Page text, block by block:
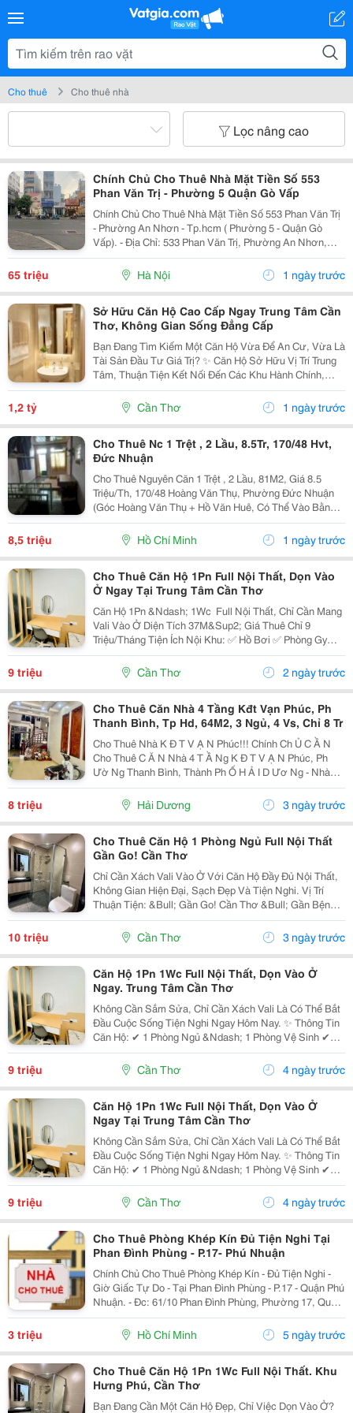
Cho thuê Cho thuê nhà
Lọc nâng cao
Chính Chủ Cho Thuê Nhà Mặt Tiền Số 553
Phan Văn Trị - Phường 5 Quận Gò Vấp
Chính Chủ Cho Thuê Nhà Mặt Tiền Số 553 Phan Văn Trị
- Phường An Nhơn - Tp.hcm ( Phường 5 - Quận Gò
Vấp). - Địa Chỉ: 533 Phan Văn Trị, Phường An Nhơn,
Đường Phan Văn Trị, Phường 5, Quận Gò Vấp, Tp.hcm
- Nhà Diện Tích 4M X 25M X 5 Tầng. - Nhà...
65 triệu Hà Nội 1 ngày trước
Sở Hữu Căn Hộ Cao Cấp Ngay Trung Tâm Cần
Thơ, Không Gian Sống Đẳng Cấp
Bạn Đang Tìm Kiếm Một Căn Hộ Vừa Để An Cư, Vừa Là
Tài Sản Đầu Tư Giá Trị? ✨ Căn Hộ Sở Hữu Vị Trí Trung
Tâm, Thuận Tiện Kết Nối Đến Các Khu Hành Chính,
Trường Học, Bệnh Viện, Trung Tâm Thương Mại Và Các
1,2 tỷ Cần Thơ 1 ngày trước
Cho Thuê Nc 1 Trệt , 2 Lầu, 8.5Tr, 170/48 Hvt,
Đức Nhuận
Cho Thuê Nguyên Căn 1 Trệt , 2 Lầu, 81M2, Giá 8.5
Triệu/Th, 170/48 Hoàng Văn Thụ, Phường Đức Nhuận
(Góc Hoàng Văn Thụ + Hồ Văn Huê, Có Thể Vào Bằng
Hẽm 44 Hồ Văn Huê) Nội Thất Đầy Đủ: 2 Máy Lạnh, 2
Máy Nước Nóng, 1 Bồn Tắm, Điện Nước Chính. Gần...
8,5 triệu Hồ Chí Minh 1 ngày trước
Cho Thuê Căn Hộ 1Pn Full Nội Thất, Dọn Vào
Ở Ngay Tại Trung Tâm Cần Thơ
Căn Hộ 1Pn &Ndash; 1Wc ️ Full Nội Thất, Chỉ Cần Mang
Vali Vào Ở Diện Tích 37M&Sup2; Giá Thuê Chỉ 9
Triệu/Tháng Tiện Ích Nội Khu: ✅ Hồ Bơi ✅ Phòng Gym
✅ Công Viên Ven Sông ✅ Khu Vui Chơi Trẻ Em ✅ Bảo
Vệ 24/7, Thẻ Từ An Toàn ✅ Gần Siêu Thị, Trường
9 triệu Cần Thơ 2 ngày trước
Cho Thuê Căn Nhà 4 Tầng Kđt Vạn Phúc, Ph
Thanh Bình, Tp Hd, 64M2, 3 Ngủ, 4 Vs, Chỉ 8 Tr
Cho Thuê Nhà K Đ T V Ạ N Phúc!!! Chính Ch Ủ C Ầ N
Cho Thuê C Ă N Nhà 4 T Ầ Ng K Đ T V Ạ N Phúc, Ph
Ườ Ng Thanh Bình, Thành Ph Ố H Ả I D Ươ Ng - Nhà
64M2, Xây 4 T Ầ Ng Bao G Ồ M 3 Phòng Ng Ủ , 4 V Ệ
Sinh, Phòng Khách, Phòng B Ế P, Sân Ph Ơ I -...
8 triệu Hải Dương 3 ngày trước
Cho Thuê Căn Hộ 1 Phòng Ngủ Full Nội Thất
Gần Go! Cần Thơ
Chỉ Cần Xách Vali Vào Ở Với Căn Hộ Đầy Đủ Nội Thất,
Không Gian Hiện Đại, Sạch Đẹp Và Tiện Nghi. Vị Trí
Thuận Tiện: &Bull; Gần Go! Cần Thơ &Bull; Gần Bệnh
Viện, Trường Học, Khu Ăn Uống &Bull; Di Chuyển
Nhanh Đến Trung Tâm Thành Phố Tiện...
10 triệu Cần Thơ 3 ngày trước
Căn Hộ 1Pn 1Wc Full Nội Thất, Dọn Vào Ở
Ngay. Trung Tâm Cần Thơ
Không Cần Sắm Sửa, Chỉ Cần Xách Vali Là Có Thể Bắt
Đầu Cuộc Sống Tiện Nghi Ngay Hôm Nay. ✨ Thông Tin
Căn Hộ: ✔ 1 Phòng Ngủ &Ndash; 1 Phòng Vệ Sinh ✔
Full Nội Thất: Sofa, Giường, Tủ, Máy Lạnh, Tủ Lạnh,
Máy Giặt, Bếp... ✔ Không Gian Sạch Đẹp,...
9 triệu Cần Thơ 4 ngày trước
Căn Hộ 1Pn 1Wc Full Nội Thất, Dọn Vào Ở
Ngay Tại Trung Tâm Cần Thơ
Không Cần Sắm Sửa, Chỉ Cần Xách Vali Là Có Thể Bắt
Đầu Cuộc Sống Tiện Nghi Ngay Hôm Nay. ✨ Thông Tin
Căn Hộ: ✔ 1 Phòng Ngủ &Ndash; 1 Phòng Vệ Sinh ✔
Full Nội Thất: Sofa, Giường, Tủ, Máy Lạnh, Tủ Lạnh,
Máy Giặt, Bếp... ✔ Không Gian Sạch Đẹp,...
9 triệu Cần Thơ 4 ngày trước
Cho Thuê Phòng Khép Kín Đủ Tiện Nghi Tại
Phan Đình Phùng - P.17- Phú Nhuận
Chính Chủ Cho Thuê Phòng Khép Kín - Đủ Tiện Nghi -
Giờ Giấc Tự Do - Tại Phan Đình Phùng - P.17 - Quận Phú
Nhuận. - Đc: 61/10 Phan Đình Phùng, Phường 17, Quận
Phú Nhuận, Tp.hcm Phòng Trên Lầu: - Diện Tích:
12M&Sup2;, Có Thêm Gác Lửng 1,2M X...
3 triệu Hồ Chí Minh 5 ngày trước
Cho Thuê Căn Hộ 1Pn 1Wc Full Nội Thất. Khu
Hưng Phú, Cần Thơ
Bạn Đang Cần Một Căn Hộ Đẹp, Chỉ Việc Dọn Vào Ở?